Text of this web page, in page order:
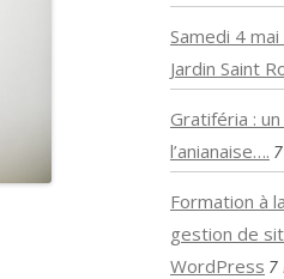
Samedi 4
Jardin Saint
Gratiféria :
l’anianaise….
Formation à
gestion de
WordPress 7